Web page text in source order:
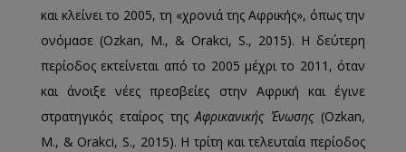
και κλείνει το 2005, τη «χρονιά της Αφρικής», όπως την
ονόμασε (Ozkan, M., & Orakci, S., 2015). Η δεύτερη
περίοδος εκτείνεται από το 2005 μέχρι το 2011, όταν
και άνοιξε νέες πρεσβείες στην Αφρική και έγινε
στρατηγικός εταίρος τηςΑφρικανικής Ένωσης(Ozkan,
M., & Orakci, S., 2015). Η τρίτη και τελευταία περίοδος